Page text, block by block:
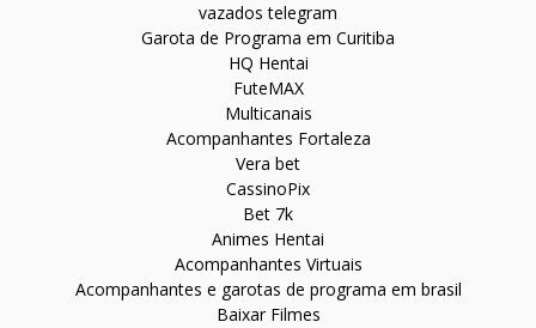
vazados telegram
Garota de Programa em Curitiba
HQ Hentai
FuteMAX
Multicanais
Acompanhantes Fortaleza
Vera bet
CassinoPix
Bet 7k
Animes Hentai
Acompanhantes Virtuais
Acompanhantes e garotas de programa em brasil
Baixar Filmes